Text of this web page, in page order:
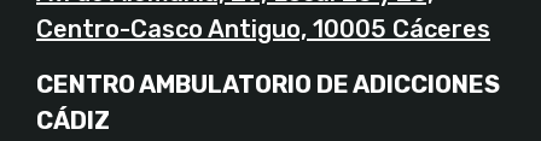
Centro-Casco Antiguo, 10005 Cáceres
CENTRO AMBULATORIO DE ADICCIONES
CÁDIZ